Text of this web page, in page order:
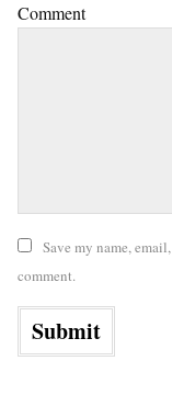
Comment
Save my name,
comment.